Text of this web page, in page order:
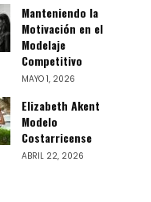
Manteniendo la
Motivación en el
Modelaje
Competitivo
MAYO 1, 2026
Elizabeth Akent
Modelo
Costarricense
ABRIL 22, 2026